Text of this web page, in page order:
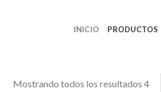
INICIO PRODUCTOS
Mostrando todos los resultados 4